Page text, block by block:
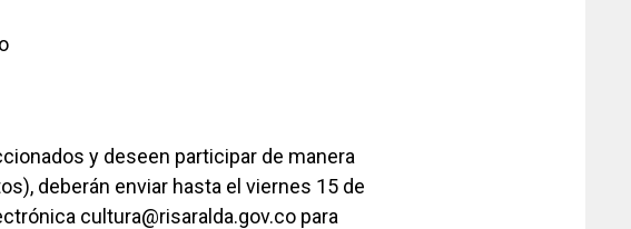
y deseen participar de manera
deberán enviar hasta el viernes 15 de
cultura@risaralda.gov.co para